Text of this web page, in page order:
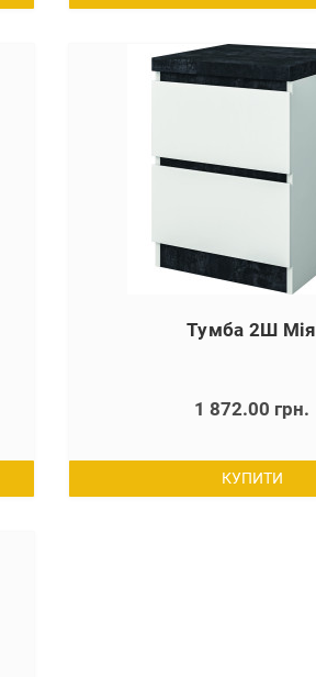
Тумба 2Ш Мія
1 872.00 грн.
КУПИТИ